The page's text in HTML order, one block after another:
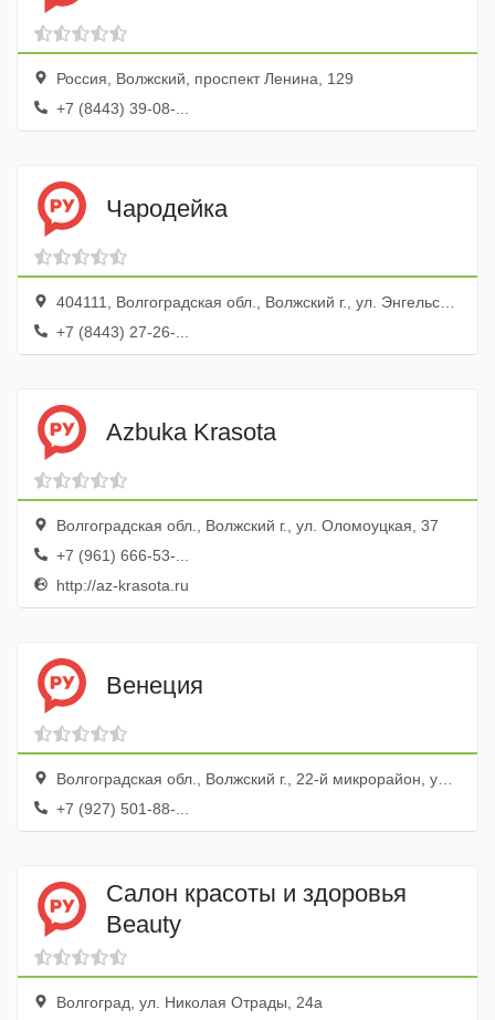
Россия, Волжский, проспект Ленина, 129
+7 (8443) 39-08-...
Чародейка
404111, Волгоградская обл., Волжский г., ул. Энгельса, 11
+7 (8443) 27-26-...
Azbuka Krasota
Волгоградская обл., Волжский г., ул. Оломоуцкая, 37
+7 (961) 666-53-...
http://az-krasota.ru
Венеция
Волгоградская обл., Волжский г., 22-й микрорайон, ул. Нечаевой, 6
+7 (927) 501-88-...
Салон красоты и здоровья
Beauty
Волгоград, ул. Николая Отрады, 24а